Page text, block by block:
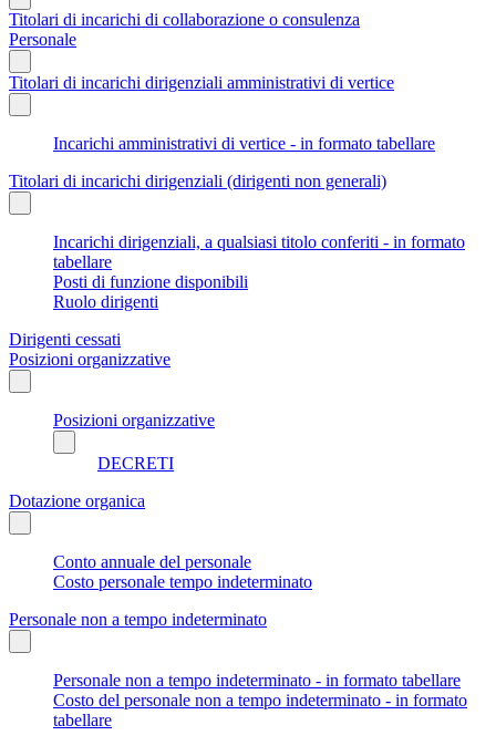
Titolari di incarichi di collaborazione o consulenza
Personale
Titolari di incarichi dirigenziali amministrativi di vertice
Incarichi amministrativi di vertice - in formato tabellare
Titolari di incarichi dirigenziali (dirigenti non generali)
Incarichi dirigenziali, a qualsiasi titolo conferiti - in formato
tabellare
Posti di funzione disponibili
Ruolo dirigenti
Dirigenti cessati
Posizioni organizzative
Posizioni organizzative
DECRETI
Dotazione organica
Conto annuale del personale
Costo personale tempo indeterminato
Personale non a tempo indeterminato
Personale non a tempo indeterminato - in formato tabellare
Costo del personale non a tempo indeterminato - in formato
tabellare